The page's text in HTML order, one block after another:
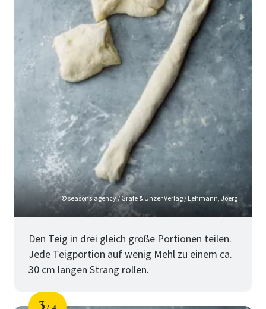
© seasons.agency / Gräfe & Unzer Verlag / Lehmann, Joerg
Den Teig in drei gleich große Portionen teilen.
Jede Teigportion auf wenig Mehl zu einem ca.
30 cm langen Strang rollen.